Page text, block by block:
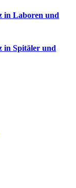
in Laboren und
in Spitäler und